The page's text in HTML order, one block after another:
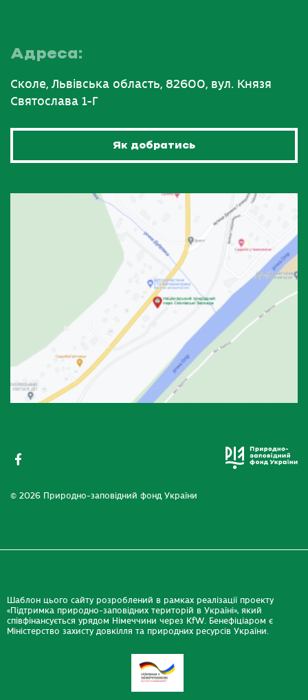
Адреса:
Сколе, Львівська область, 82600, вул. Князя
Святослава 1-Г
Як добратись
© 2026 Природно-заповідний фонд України
Шаблон цього сайту розроблений в рамках реалізації проекту
«Підтримка природно-заповідних територій в Україні», який
співфінансується урядом Німеччини через KfW. Бенефіціаром є
Міністерство захисту довкілля та природних ресурсів України.